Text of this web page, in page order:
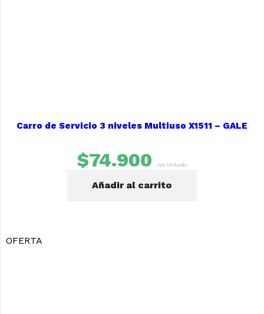
Carro de Servicio 3 niveles Multiuso X1511 – GALE
$74.900 IVA Incluido
Añadir al carrito
OFERTA